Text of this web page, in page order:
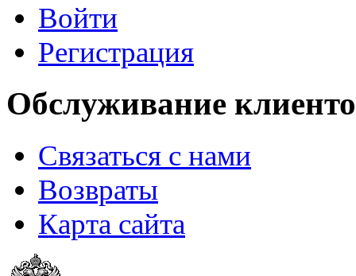
Войти
Регистрация
Обслуживание
Связаться с нами
Возвраты
Карта сайта